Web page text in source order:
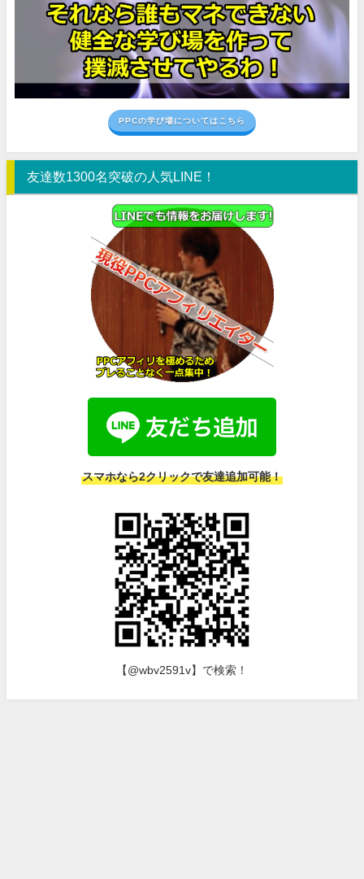
PPCの学び場についてはこちら
友達数1300名突破の人気LINE！
スマホなら2クリックで友達追加可能！
【@wbv2591v】で検索！